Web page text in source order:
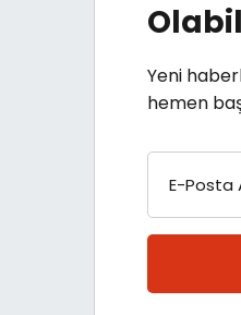
Yeni
hemen
E-Posta